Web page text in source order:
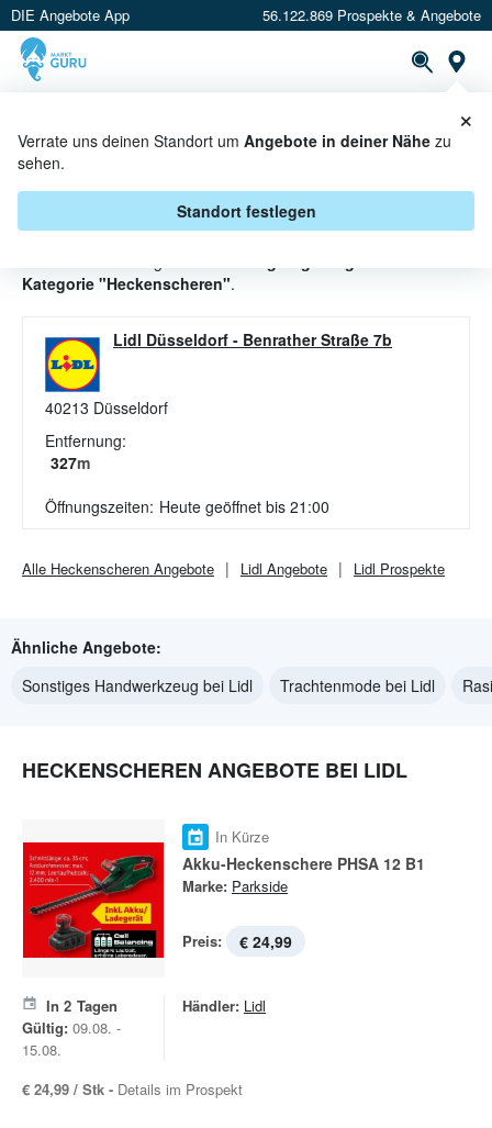
DIE Angebote App 56.122.869 Prospekte & Angebote
Verrate uns deinen Standort um Angebote in deiner Nähe zu
sehen.
Standort festlegen
×
HECKENSCHEREN ANGEBOTE &
AKTIONEN BEI LIDL
Kategorie "Heckenscheren".
Lidl Düsseldorf - Benrather Straße 7b
40213 Düsseldorf
Entfernung:
327m
Öffnungszeiten: Heute geöffnet bis 21:00
Alle Heckenscheren Angebote Lidl Angebote Lidl Prospekte
Ähnliche Angebote:
Sonstiges Handwerkzeug bei Lidl
Trachtenmode bei Lidl
HECKENSCHEREN ANGEBOTE BEI LIDL
In Kürze
Akku-Heckenschere PHSA 12 B1
Marke: Parkside
Preis: € 24,99
In 2 Tagen
Gültig: 09.08. -
15.08.
Händler: Lidl
€ 24,99 / Stk - Details im Prospekt